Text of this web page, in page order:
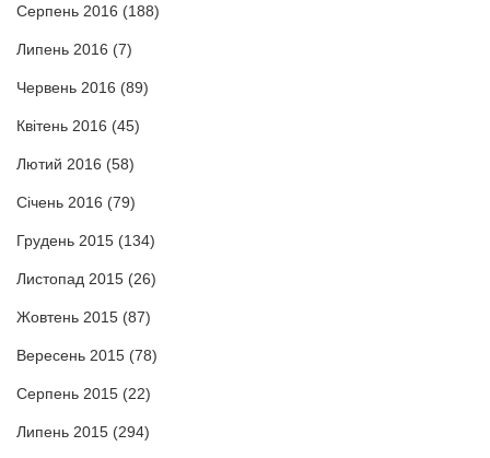
Серпень 2016 (188)
Липень 2016 (7)
Червень 2016 (89)
Квітень 2016 (45)
Лютий 2016 (58)
Січень 2016 (79)
Грудень 2015 (134)
Листопад 2015 (26)
Жовтень 2015 (87)
Вересень 2015 (78)
Серпень 2015 (22)
Липень 2015 (294)